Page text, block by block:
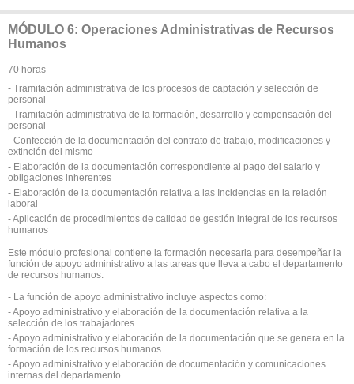
MÓDULO 6: Operaciones Administrativas de Recursos
Humanos
70 horas
- Tramitación administrativa de los procesos de captación y selección de
personal
- Tramitación administrativa de la formación, desarrollo y compensación del
personal
- Confección de la documentación del contrato de trabajo, modificaciones y
extinción del mismo
- Elaboración de la documentación correspondiente al pago del salario y
obligaciones inherentes
- Elaboración de la documentación relativa a las Incidencias en la relación
laboral
- Aplicación de procedimientos de calidad de gestión integral de los recursos
humanos
Este módulo profesional contiene la formación necesaria para desempeñar la
función de apoyo administrativo a las tareas que lleva a cabo el departamento
de recursos humanos.
- La función de apoyo administrativo incluye aspectos como:
- Apoyo administrativo y elaboración de la documentación relativa a la
selección de los trabajadores.
- Apoyo administrativo y elaboración de la documentación que se genera en la
formación de los recursos humanos.
- Apoyo administrativo y elaboración de documentación y comunicaciones
internas del departamento.